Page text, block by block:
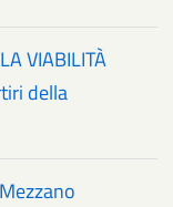
VIABILITÀ
della